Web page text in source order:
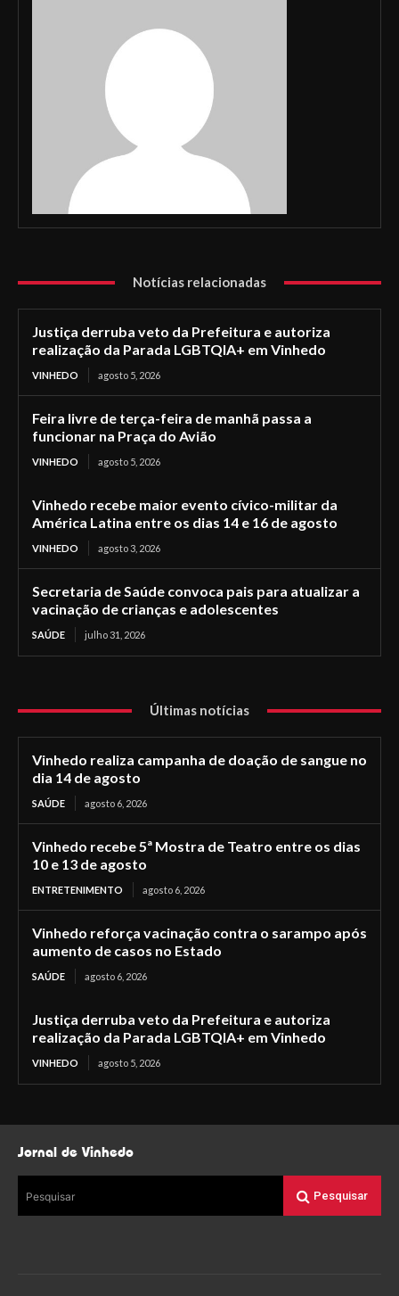
Notícias relacionadas
Justiça derruba veto da Prefeitura e autoriza
realização da Parada LGBTQIA+ em Vinhedo
VINHEDO agosto 5, 2026
Feira livre de terça-feira de manhã passa a
funcionar na Praça do Avião
VINHEDO agosto 5, 2026
Vinhedo recebe maior evento cívico-militar da
América Latina entre os dias 14 e 16 de agosto
VINHEDO agosto 3, 2026
Secretaria de Saúde convoca pais para atualizar a
vacinação de crianças e adolescentes
SAÚDE julho 31, 2026
Últimas notícias
Vinhedo realiza campanha de doação de sangue no
dia 14 de agosto
SAÚDE agosto 6, 2026
Vinhedo recebe 5ª Mostra de Teatro entre os dias
10 e 13 de agosto
ENTRETENIMENTO agosto 6, 2026
Vinhedo reforça vacinação contra o sarampo após
aumento de casos no Estado
SAÚDE agosto 6, 2026
Justiça derruba veto da Prefeitura e autoriza
realização da Parada LGBTQIA+ em Vinhedo
VINHEDO agosto 5, 2026
Jornal de Vinhedo
Pesquisar Pesquisar